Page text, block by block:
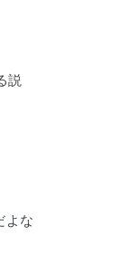
説
よな